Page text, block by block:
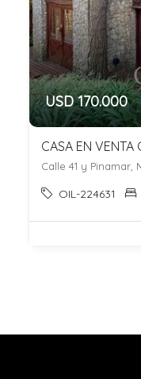
USD 170.000
CASA EN VENTA
Calle 41 y Pinamar,
OIL-224631